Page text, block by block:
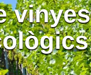
vinyes